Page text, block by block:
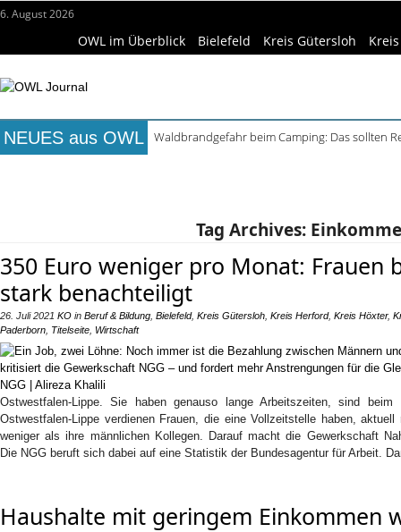
6. August 2026
OWL im Überblick Bielefeld Kreis Gütersloh
NEUES aus OWL
Waldbrandgefahr beim Camping: Das sollten
Tag Archives:
350 Euro weniger pro Monat: Frauen
stark benachteiligt
26. Juli 2021 KO in Beruf & Bildung Bielefeld, Kreis Gütersloh Kreis Herford, Kreis Höxter,
Paderborn Titelseite Wirtschaft
Ostwestfalen-Lippe. Sie haben genauso lange Arbeitszeiten, sind
Ostwestfalen-Lippe verdienen Frauen, die eine Vollzeitstelle haben,
weniger als ihre männlichen Kollegen. Darauf macht die Gewerkschaft
Die NGG beruft sich dabei auf eine Statistik der Bundesagentur für Arbeit.
Haushalte mit geringem Einkommen